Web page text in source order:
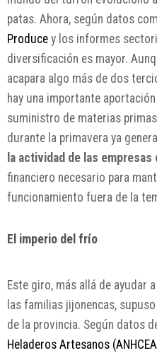
patas. Ahora, según datos
Produce y los informes
diversificación es mayor.
acapara algo más de dos
hay una importante
suministro de materias
durante la primavera ya
la actividad de las
financiero necesario para
funcionamiento fuera de la
El imperio del frío
Este giro, más allá de ayudar
las familias jijonencas,
de la provincia. Según datos
Heladeros Artesanos